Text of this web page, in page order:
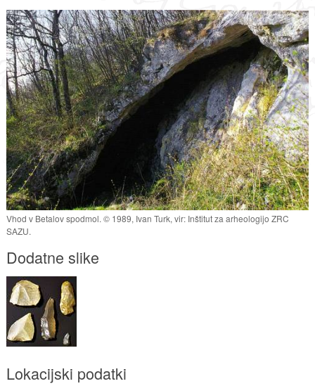
Vhod v Betalov spodmol. © 1989, Ivan Turk, vir: Inštitut za arheologijo ZRC
SAZU.
Dodatne slike
Lokacijski podatki